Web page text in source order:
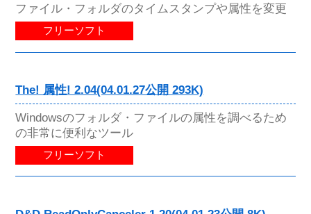
ファイル・フォルダのタイムスタンプや属性を変更
フリーソフト
The! 属性! 2.04(04.01.27公開 293K)
Windowsのフォルダ・ファイルの属性を調べるため
の非常に便利なツール
フリーソフト